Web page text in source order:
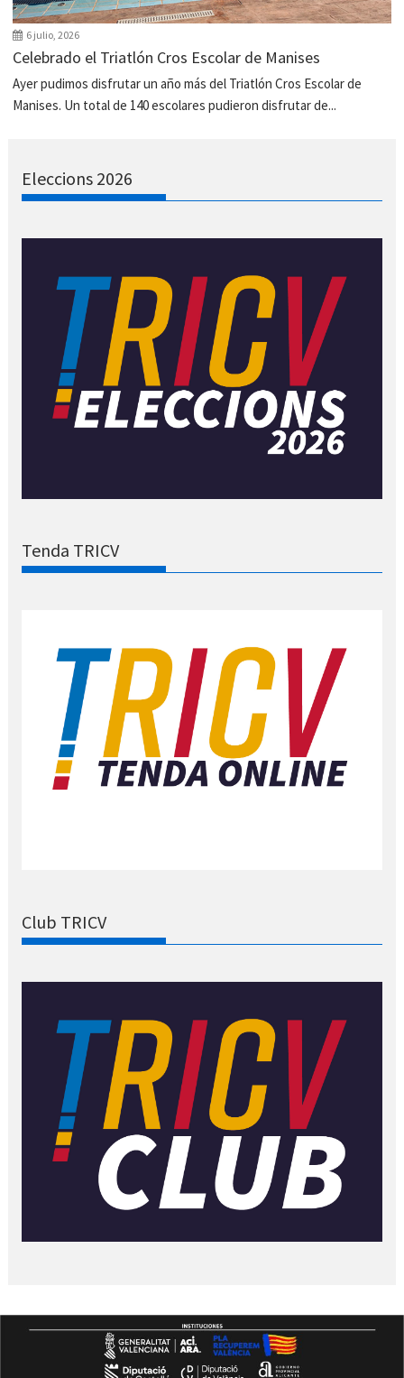
6 julio, 2026
Celebrado el Triatlón Cros Escolar de Manises
Ayer pudimos disfrutar un año más del Triatlón Cros Escolar de
Manises. Un total de 140 escolares pudieron disfrutar de...
Eleccions 2026
Tenda TRICV
Club TRICV